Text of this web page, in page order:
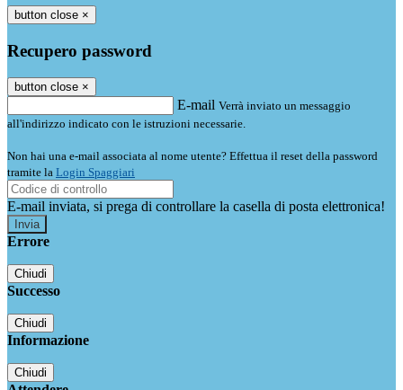
button close ×
Recupero password
button close ×
E-mail Verrà inviato un messaggio
all'indirizzo indicato con le istruzioni necessarie.
Non hai una e-mail associata al nome utente? Effettua il reset della password
tramite la Login Spaggiari
E-mail inviata, si prega di controllare la casella di posta elettronica!
Errore
Chiudi
Successo
Chiudi
Informazione
Chiudi